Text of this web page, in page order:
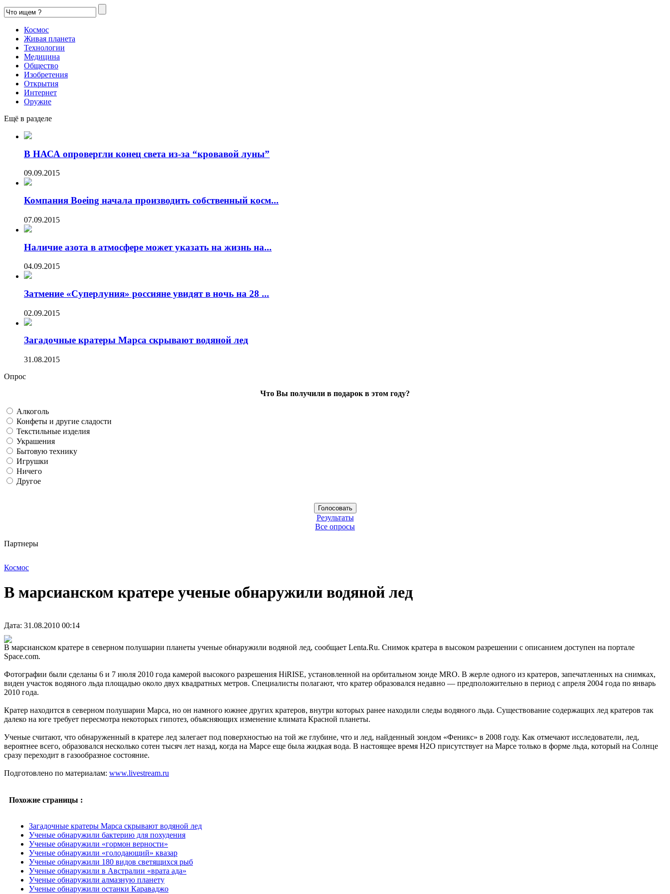
Космос
Живая планета
Технологии
Медицина
Общество
Изобретения
Открытия
Интернет
Оружие
Ещё в разделе
В НАСА опровергли конец света из-за “кровавой луны”
09.09.2015
Компания Boeing начала производить собственный косм...
07.09.2015
Наличие азота в атмосфере может указать на жизнь на...
04.09.2015
Затмение «Суперлуния» россияне увидят в ночь на 28 ...
02.09.2015
Загадочные кратеры Марса скрывают водяной лед
31.08.2015
Опрос
Что Вы получили в подарок в этом году?
Алкоголь
Конфеты и другие сладости
Текстильные изделия
Украшения
Бытовую технику
Игрушки
Ничего
Другое
Результаты
Все опросы
Партнеры
Космос
В марсианском кратере ученые обнаружили водяной лед
Дата: 31.08.2010 00:14
В марсианском кратере в северном полушарии планеты ученые обнаружили водяной лед, сообщает Lenta.Ru. Снимок кратера в высоком разрешении с описанием доступен на портале
Space.com.
Фотографии были сделаны 6 и 7 июля 2010 года камерой высокого разрешения HiRISE, установленной на орбитальном зонде MRO. В жерле одного из кратеров, запечатленных на снимках,
виден участок водяного льда площадью около двух квадратных метров. Специалисты полагают, что кратер образовался недавно — предположительно в период с апреля 2004 года по январь
2010 года.
Кратер находится в северном полушарии Марса, но он намного южнее других кратеров, внутри которых ранее находили следы водяного льда. Существование содержащих лед кратеров так
далеко на юге требует пересмотра некоторых гипотез, объясняющих изменение климата Красной планеты.
Ученые считают, что обнаруженный в кратере лед залегает под поверхностью на той же глубине, что и лед, найденный зондом «Феникс» в 2008 году. Как отмечают исследователи, лед,
вероятнее всего, образовался несколько сотен тысяч лет назад, когда на Марсе еще была жидкая вода. В настоящее время H2O присутствует на Марсе только в форме льда, который на Солнце
сразу переходит в газообразное состояние.
Подготовлено по материалам: www.livestream.ru
Похожие страницы :
Загадочные кратеры Марса скрывают водяной лед
Ученые обнаружили бактерию для похудения
Ученые обнаружили «гормон верности»
Ученые обнаружили «голодающий» квазар
Ученые обнаружили 180 видов светящихся рыб
Ученые обнаружили в Австралии «врата ада»
Ученые обнаружили алмазную планету
Ученые обнаружили останки Караваджо